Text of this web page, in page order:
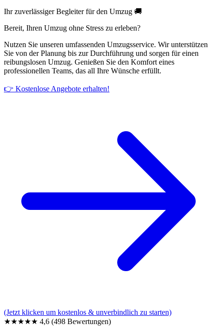
Ihr zuverlässiger Begleiter für den Umzug 🚚
Bereit, Ihren Umzug ohne Stress zu erleben?
Nutzen Sie unseren umfassenden Umzugsservice. Wir unterstützen
Sie von der Planung bis zur Durchführung und sorgen für einen
reibungslosen Umzug. Genießen Sie den Komfort eines
professionellen Teams, das all Ihre Wünsche erfüllt.
👉 Kostenlose Angebote erhalten!
(Jetzt klicken um kostenlos & unverbindlich zu starten)
★★★★★ 4,6 (498 Bewertungen)